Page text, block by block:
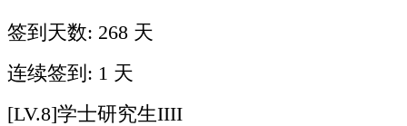
签到天数: 268 天
连续签到: 1 天
[LV.8]学士研究生IIII